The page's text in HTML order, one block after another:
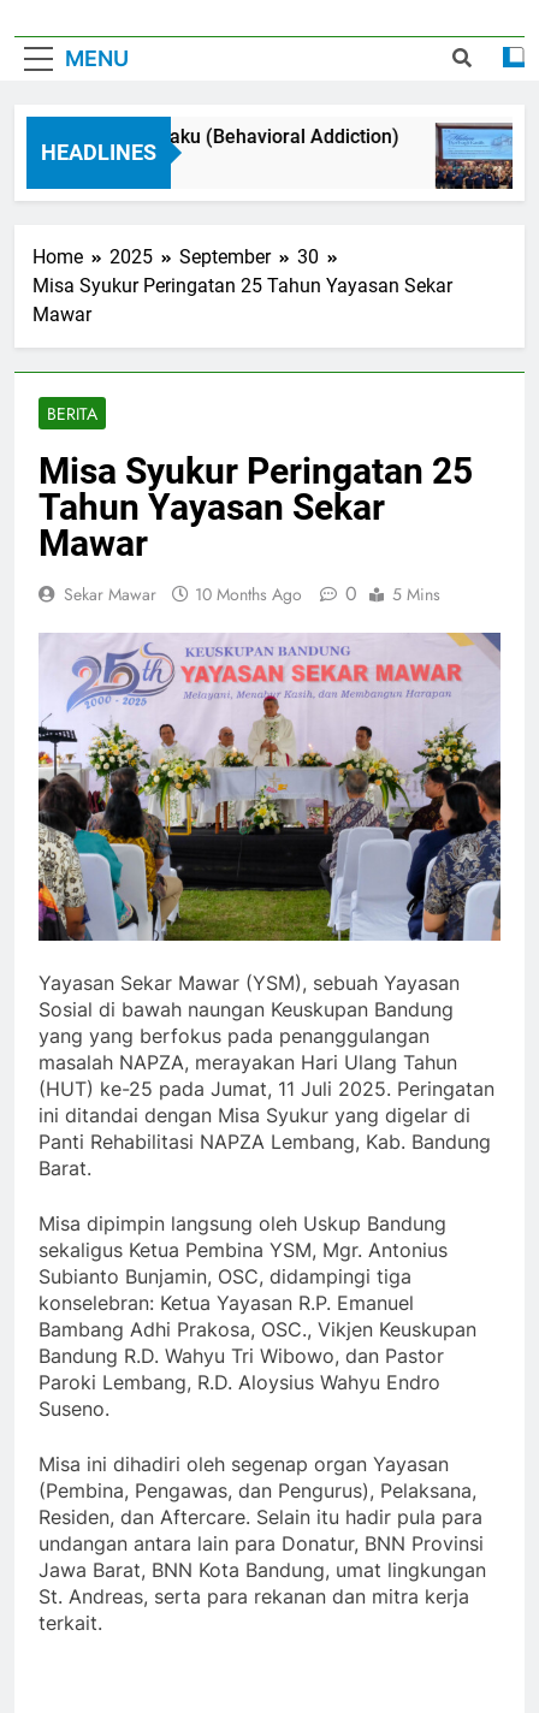
MENU
HEADLINES
Adiksi Perilaku (Behavioral Addiction)
3 Months Ago
Home 2025 September
30
Misa Syukur Peringatan 25 Tahun Yayasan Sekar
Mawar
BERITA
Misa Syukur Peringatan 25
Tahun Yayasan Sekar
Mawar
Sekar Mawar 10 Months Ago 0 5 Mins
Yayasan Sekar Mawar (YSM), sebuah Yayasan
Sosial di bawah naungan Keuskupan Bandung
yang yang berfokus pada penanggulangan
masalah NAPZA, merayakan Hari Ulang Tahun
(HUT) ke-25 pada Jumat, 11 Juli 2025. Peringatan
ini ditandai dengan Misa Syukur yang digelar di
Panti Rehabilitasi NAPZA Lembang, Kab. Bandung
Barat.
Misa dipimpin langsung oleh Uskup Bandung
sekaligus Ketua Pembina YSM, Mgr. Antonius
Subianto Bunjamin, OSC, didampingi tiga
konselebran: Ketua Yayasan R.P. Emanuel
Bambang Adhi Prakosa, OSC., Vikjen Keuskupan
Bandung R.D. Wahyu Tri Wibowo, dan Pastor
Paroki Lembang, R.D. Aloysius Wahyu Endro
Suseno.
Misa ini dihadiri oleh segenap organ Yayasan
(Pembina, Pengawas, dan Pengurus), Pelaksana,
Residen, dan Aftercare. Selain itu hadir pula para
undangan antara lain para Donatur, BNN Provinsi
Jawa Barat, BNN Kota Bandung, umat lingkungan
St. Andreas, serta para rekanan dan mitra kerja
terkait.